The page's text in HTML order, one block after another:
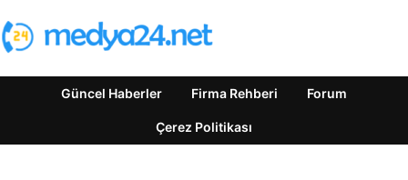
Güncel Haberler Firma Rehberi Forum
Çerez Politikası